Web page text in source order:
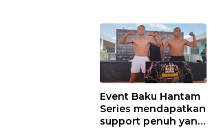
Event Baku Hantam
Series mendapatkan
support penuh yang